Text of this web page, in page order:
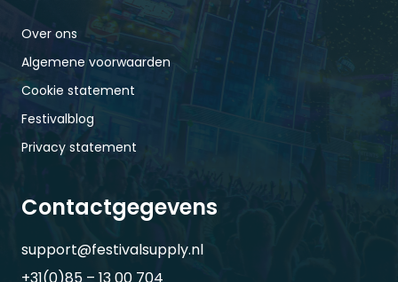
Over ons
Algemene voorwaarden
Cookie statement
Festivalblog
Privacy statement
Contactgegevens
support@festivalsupply.nl
+31(0)85 – 13 00 704